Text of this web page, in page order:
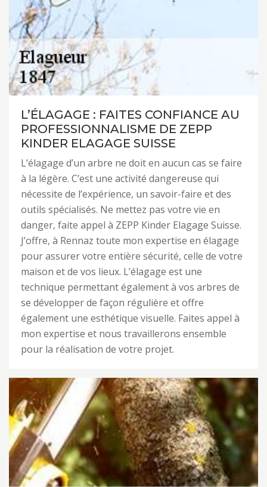
L’ÉLAGAGE : FAITES CONFIANCE AU
PROFESSIONNALISME DE ZEPP
KINDER ELAGAGE SUISSE
L’élagage d’un arbre ne doit en aucun cas se faire
à la légère. C’est une activité dangereuse qui
nécessite de l’expérience, un savoir-faire et des
outils spécialisés. Ne mettez pas votre vie en
danger, faite appel à ZEPP Kinder Elagage Suisse.
J’offre, à Rennaz toute mon expertise en élagage
pour assurer votre entière sécurité, celle de votre
maison et de vos lieux. L’élagage est une
technique permettant également à vos arbres de
se développer de façon régulière et offre
également une esthétique visuelle. Faites appel à
mon expertise et nous travaillerons ensemble
pour la réalisation de votre projet.